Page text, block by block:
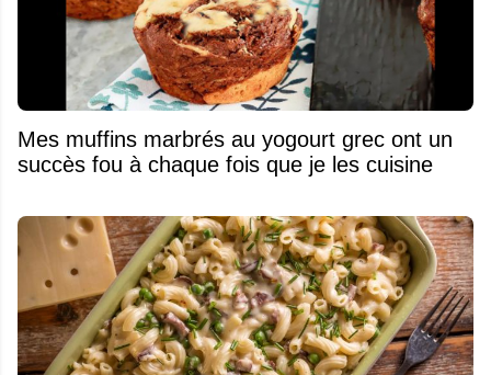
Mes muffins marbrés au yogourt grec ont un
succès fou à chaque fois que je les cuisine